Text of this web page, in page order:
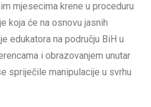
mjesecima krene u proceduru
koja će na osnovu jasnih
edukatora na području BiH u
i obrazovanjem unutar
spriječile manipulacije u svrhu